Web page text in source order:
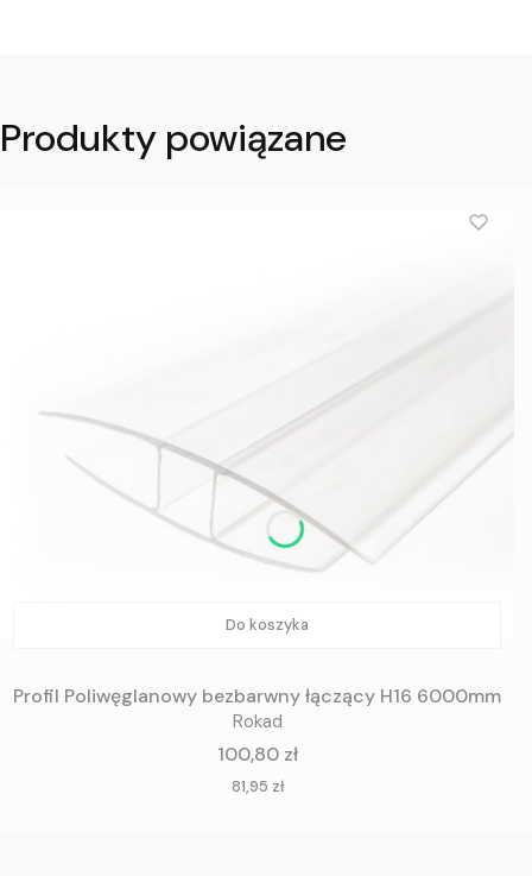
Produkty powiązane
Do koszyka
Profil Poliwęglanowy bezbarwny łączący H16 6000mm
Rokad
Cena
100,80 zł
Cena
81,95 zł